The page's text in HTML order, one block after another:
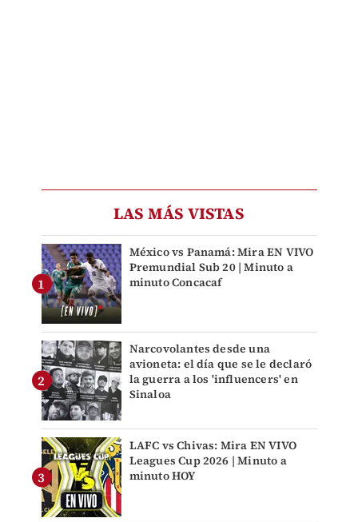
LAS MÁS VISTAS
México vs Panamá: Mira EN VIVO
Premundial Sub 20 | Minuto a
minuto Concacaf
Narcovolantes desde una
avioneta: el día que se le declaró
la guerra a los 'influencers' en
Sinaloa
LAFC vs Chivas: Mira EN VIVO
Leagues Cup 2026 | Minuto a
minuto HOY